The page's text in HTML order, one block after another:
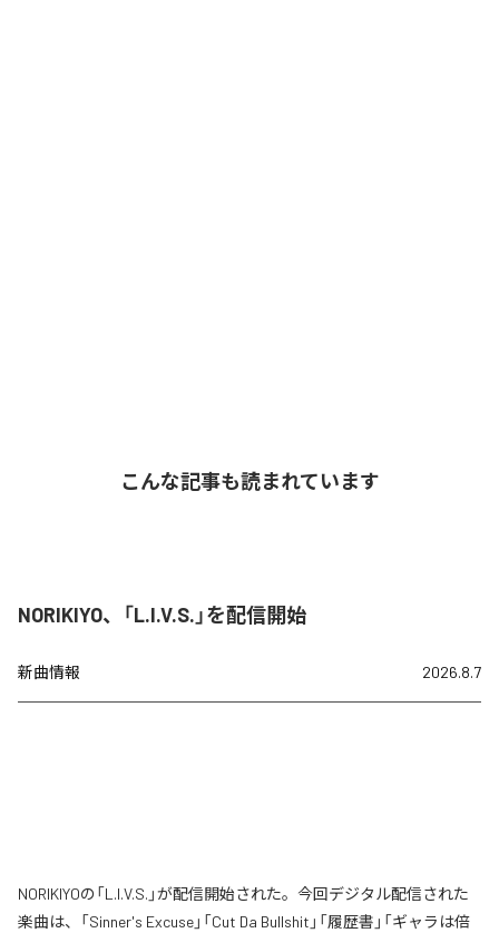
こんな記事も読まれています
NORIKIYO、「L.I.V.S.」を配信開始
新曲情報 2026.8.7
NORIKIYOの「L.I.V.S.」が配信開始された。今回デジタル配信された
楽曲は、「Sinner's Excuse」「Cut Da Bullshit」「履歴書」「ギャラは倍